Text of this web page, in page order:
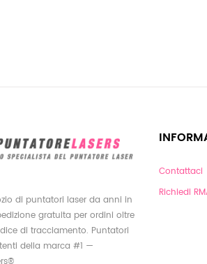
di puntatori laser da anni in
gratuita per ordini oltre
di tracciamento. Puntatori
della marca #1 —
Contattaci
Richiedi